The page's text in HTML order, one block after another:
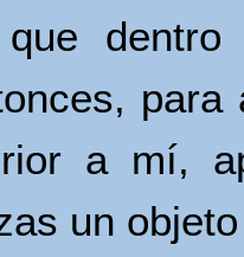
dentro
para
a mí,
un